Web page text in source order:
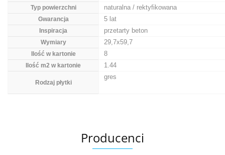
Typ powierzchni naturalna / rektyfikowana
Gwarancja 5 lat
Inspiracja przetarty beton
Wymiary 29,7x59,7
Ilość w kartonie 8
Ilość m2 w kartonie 1.44
Rodzaj płytki
gres
Producenci